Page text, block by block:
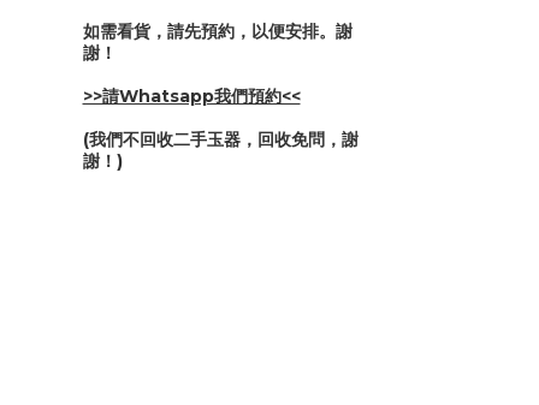
如需看貨，請先預約，以便安排。謝
謝！
>>請Whatsapp我們預約<<
(我們不回收二手玉器，回收免問，謝
謝！)